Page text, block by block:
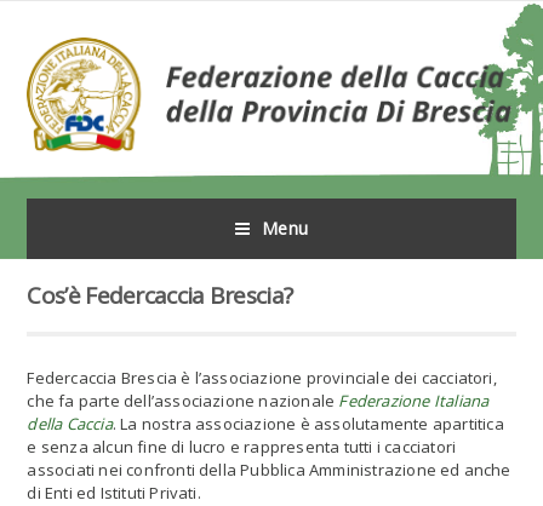
Menu
Cos’è Federcaccia Brescia?
Federcaccia Brescia è l’associazione provinciale dei cacciatori,
che fa parte dell’associazione nazionale Federazione Italiana
della Caccia. La nostra associazione è assolutamente apartitica
e senza alcun fine di lucro e rappresenta tutti i cacciatori
associati nei confronti della Pubblica Amministrazione ed anche
di Enti ed Istituti Privati.